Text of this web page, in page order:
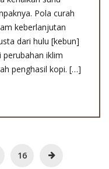
Pola curah
keberlanjutan
dari hulu [kebun]
iklim
penghasil kopi. […]
16